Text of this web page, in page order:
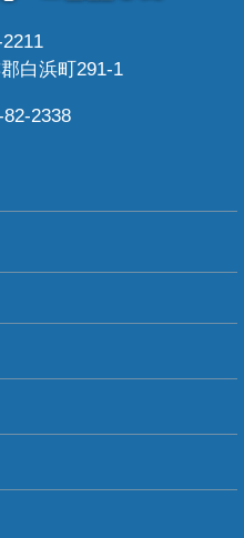
白浜町291-1
2338
ックス講習